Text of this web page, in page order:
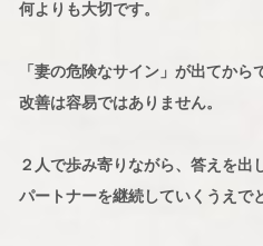
何よりも大切です。
「妻の危険なサイン」が出てから
改善は容易ではありません。
２人で歩み寄りながら、答えを出
パートナーを継続していくうえで